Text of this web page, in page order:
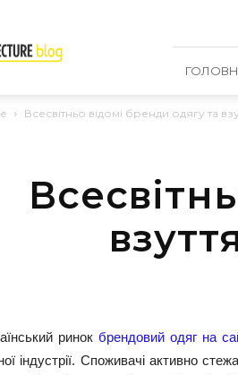
Всесвітньо відомі бренди одягу та
ринок брендовий одяг на
індустрії. Споживачі активно